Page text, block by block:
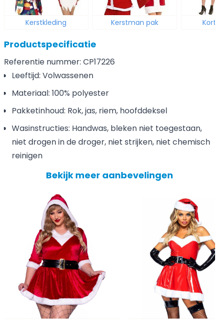
Kerstkleding Kerstman pak
Productspecificatie
Referentie nummer: CP17226
Leeftijd: Volwassenen
Materiaal: 100% polyester
Pakketinhoud: Rok, jas, riem, hoofddeksel
Wasinstructies: Handwas, bleken niet toegestaan,
niet drogen in de droger, niet strijken, niet chemisch
reinigen
Bekijk meer aanbevelingen